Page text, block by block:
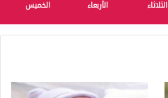
الثلاثاء الأربعاء الخميس